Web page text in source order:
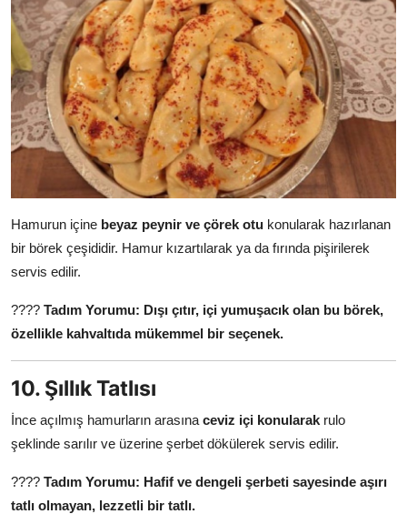
Hamurun içine beyaz peynir ve çörek otu konularak hazırlanan
bir börek çeşididir. Hamur kızartılarak ya da fırında pişirilerek
servis edilir.
???? Tadım Yorumu: Dışı çıtır, içi yumuşacık olan bu börek,
özellikle kahvaltıda mükemmel bir seçenek.
10. Şıllık Tatlısı
İnce açılmış hamurların arasına ceviz içi konularak rulo
şeklinde sarılır ve üzerine şerbet dökülerek servis edilir.
???? Tadım Yorumu: Hafif ve dengeli şerbeti sayesinde aşırı
tatlı olmayan, lezzetli bir tatlı.